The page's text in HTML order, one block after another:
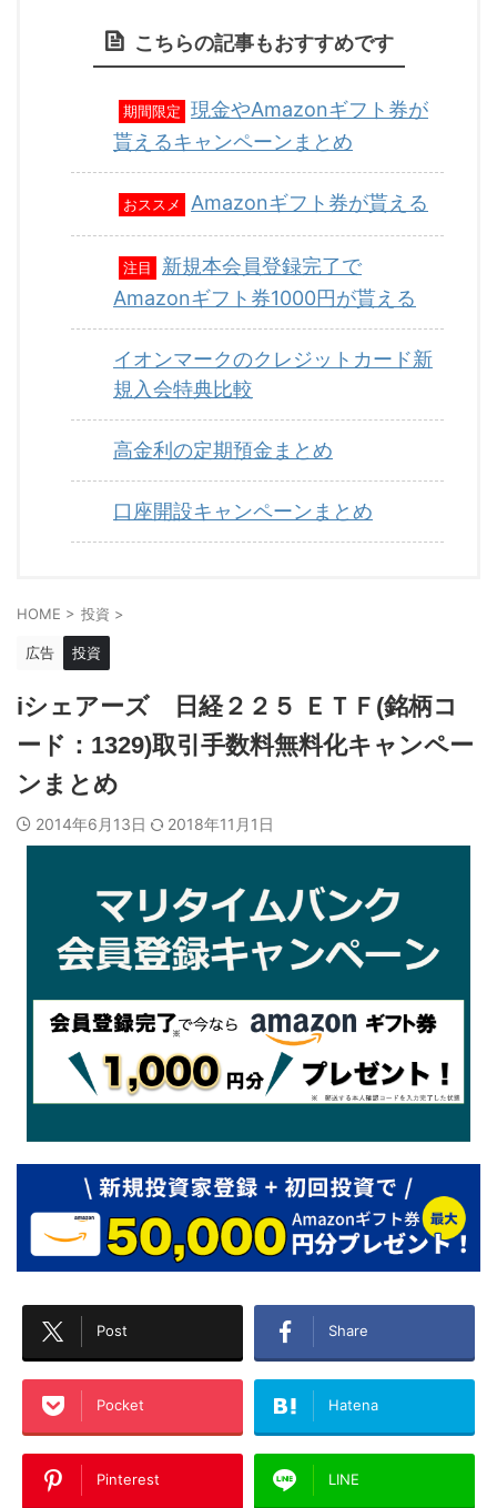
こちらの記事もおすすめです
期間限定
現金やAmazonギフト券が
貰えるキャンペーンまとめ
おススメ Amazonギフト券が貰える
注目
新規本会員登録完了で
Amazonギフト券1000円が貰える
イオンマークのクレジットカード新
規入会特典比較
高金利の定期預金まとめ
口座開設キャンペーンまとめ
HOME > 投資 >
広告 投資
iシェアーズ 日経２２５ ＥＴＦ(銘柄コ
ード：1329)取引手数料無料化キャンペー
ンまとめ
2014年6月13日 2018年11月1日
Post Share
Pocket Hatena
Pinterest LINE